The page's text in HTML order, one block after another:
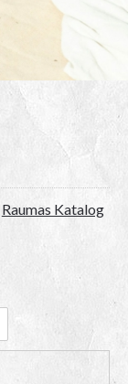
Raumas Katalog